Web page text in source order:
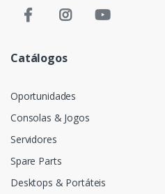
Catálogos
Oportunidades
Consolas & Jogos
Servidores
Spare Parts
Desktops & Portáteis